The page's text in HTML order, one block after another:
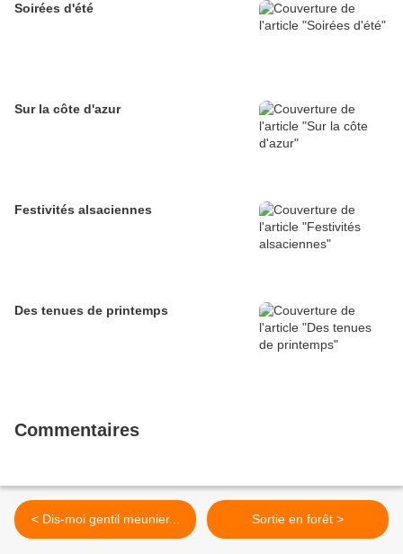
Soirées d'été
Sur la côte d'azur
Festivités alsaciennes
Des tenues de printemps
Commentaires
< Dis-moi gentil meunier... Sortie en forêt >